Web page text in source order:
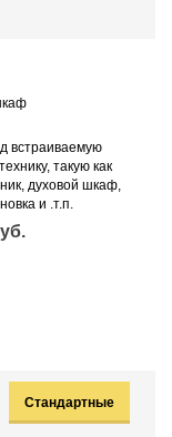
встраиваемую
такую как
духовой шкаф,
и .т.п.
Стандартные